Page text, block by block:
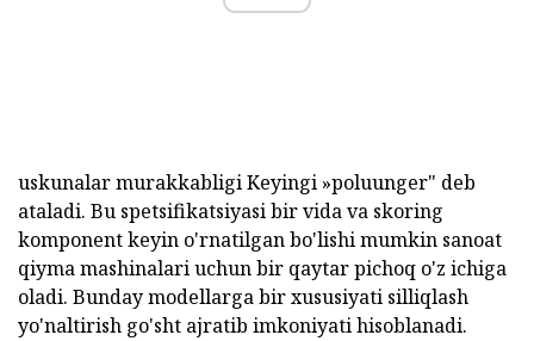
uskunalar murakkabligi Keyingi »poluunger" deb
ataladi. Bu spetsifikatsiyasi bir vida va skoring
komponent keyin o'rnatilgan bo'lishi mumkin sanoat
qiyma mashinalari uchun bir qaytar pichoq o'z ichiga
oladi. Bunday modellarga bir xususiyati silliqlash
yo'naltirish go'sht ajratib imkoniyati hisoblanadi.